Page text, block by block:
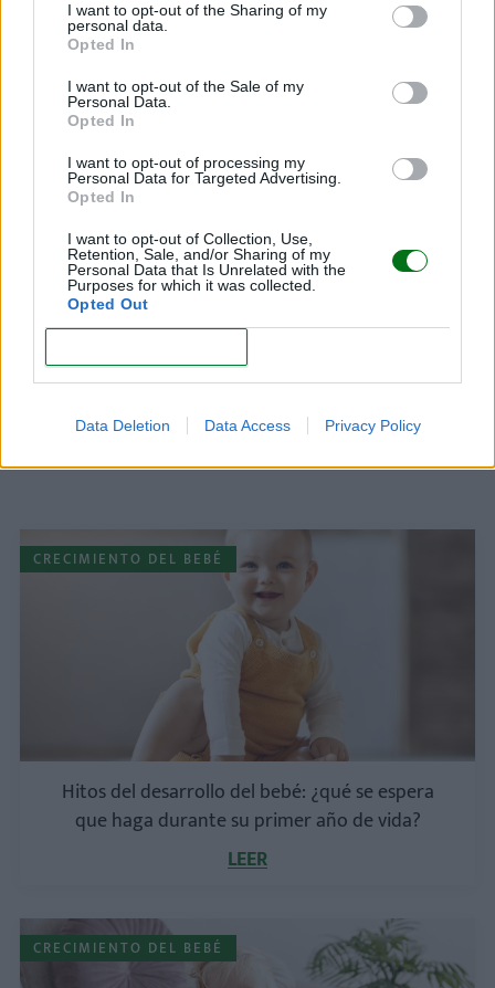
I want to opt-out of the Sharing of my
personal data.
Opted In
I want to opt-out of the Sale of my
Personal Data.
Opted In
I want to opt-out of processing my
Personal Data for Targeted Advertising.
Opted In
I want to opt-out of Collection, Use,
Retention, Sale, and/or Sharing of my
Personal Data that Is Unrelated with the
Purposes for which it was collected.
Opted Out
Data Deletion Data Access Privacy Policy
Aquí encontrarás
BEBÉS DE 12-24 MESES
BEBÉS DE 1-3 MESES
BEBÉS DE 3-6 MESES
BEBÉS DE 6-9 MESES
BEBÉS DE 9-12 MESES
CRECIMIENTO DE TU BEBÉ
PRIMER MES DEL BEBÉ
CRECIMIENTO DEL BEBÉ
Hitos del desarrollo del bebé: ¿qué se espera
que haga durante su primer año de vida?
LEER
CRECIMIENTO DEL BEBÉ